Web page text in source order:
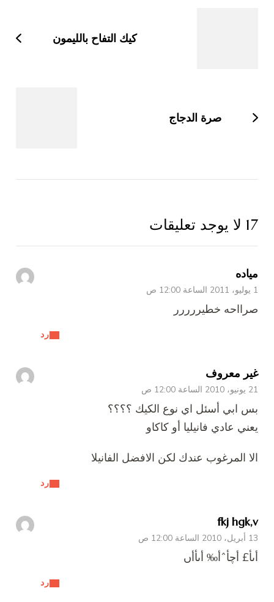
كيك التفاح بالليمون
صرة الدجاج
17 لا يوجد تعليقات
مياده
1 يوليو، 2011 الساعة 12:00 ص
رد
صرااحه خطيررررر
غير معروف
21 يونيو، 2010 الساعة 12:00 ص
رد
بس ابي أسئل اي نوع الكيك ؟؟؟؟
يعني عادي فانيليا أو كاكاو
الا المرغوب عندك لكن الافضل الفانيلا
fkj hgk,v
13 أبريل، 2010 الساعة 12:00 ص
رد
أںأ£ أچأˆأ‰ أںأ­أں